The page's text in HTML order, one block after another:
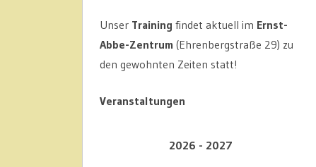
Unser Training findet aktuell im Ernst-
Abbe-Zentrum (Ehrenbergstraße 29) zu
den gewohnten Zeiten statt!
Veranstaltungen
2026 - 2027